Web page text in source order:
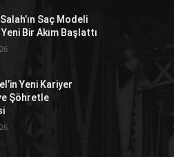
Saç Modeli
Bir Akım Başlattı
Yeni Kariyer
Şöhretle